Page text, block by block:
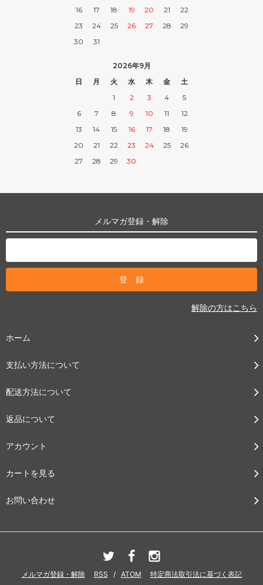
16
17 18 19 20 21
22
23
24 25 26 27 28
29
30
31
2026年9月
日
月 火 水 木 金
土
1
2 3 4
5
6
7 8 9 10 11
12
13
14 15 16 17 18
19
20
21 22 23 24 25
26
27
28 29 30
メルマガ登録・解除
解除の方はこちら
ホーム
支払い方法について
配送方法について
返品について
アカウント
カートを見る
お問い合わせ
メルマガ登録・解除 RSS / ATOM 特定商法取引法に基づく表記